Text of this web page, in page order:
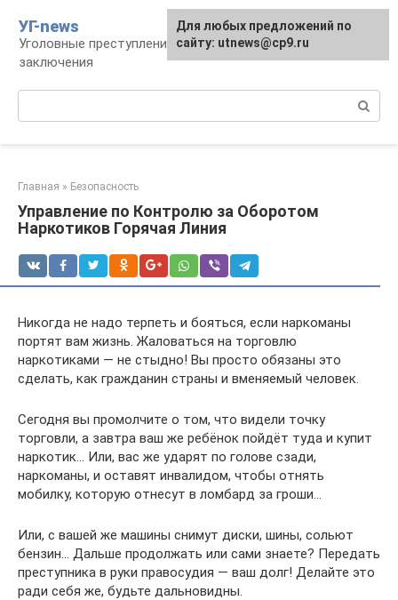
контенту
УГ-news
Уголовные преступления, наказания, места
заключения
Главная » Безопасность
Управление по Контролю за Оборотом
Наркотиков Горячая Линия
Никогда не надо терпеть и бояться, если наркоманы
портят вам жизнь. Жаловаться на торговлю
наркотиками — не стыдно! Вы просто обязаны это
сделать, как гражданин страны и вменяемый человек.
Сегодня вы промолчите о том, что видели точку
торговли, а завтра ваш же ребёнок пойдёт туда и купит
наркотик… Или, вас же ударят по голове сзади,
наркоманы, и оставят инвалидом, чтобы отнять
мобилку, которую отнесут в ломбард за гроши…
Или, с вашей же машины снимут диски, шины, сольют
бензин… Дальше продолжать или сами знаете? Передать
преступника в руки правосудия — ваш долг! Делайте это
ради себя же, будьте дальновидны.
Для любых предложений по
сайту: utnews@cp9.ru